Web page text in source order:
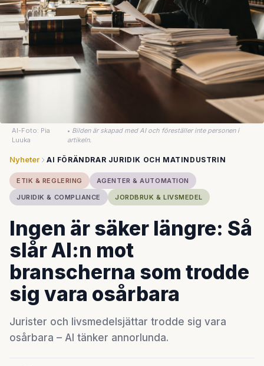
AI-Foto: Pia
Luuka
• Bilden är skapad med AI och föreställer inte personen i
artikeln.
Nyheter AI FÖRÄNDRAR JURIDIK OCH MATINDUSTRIN
ETIK & REGLERING
AGENTER & AUTOMATION
JURIDIK & COMPLIANCE
JORDBRUK & LIVSMEDEL
Ingen är säker längre: Så
slår AI:n mot
branscherna som trodde
sig vara osårbara
Jurister och livsmedelsjättar trodde sig vara
osårbara – AI tänker annorlunda.